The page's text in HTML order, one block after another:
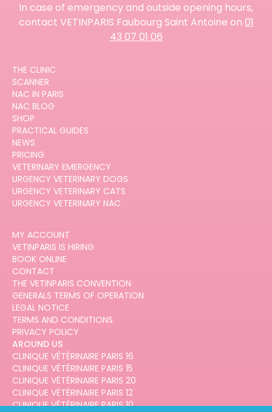
In case of emergency and outside opening hours,
contact VETINPARIS Faubourg Saint Antoine on 01
43 07 01 06
THE CLINIC
SCANNER
NAC IN PARIS
NAC BLOG
SHOP
PRACTICAL GUIDES
NEWS
PRICING
VETERINARY EMERGENCY
URGENCY VETERINARY DOGS
URGENCY VETERINARY CATS
URGENCY VETERINARY NAC
MY ACCOUNT
VETINPARIS IS HIRING
BOOK ONLINE
CONTACT
THE VETINPARIS CONVENTION
GENERALS TERMS OF OPERATION
LEGAL NOTICE
TERMS AND CONDITIONS
PRIVACY POLICY
AROUND US
CLINIQUE VÉTÉRINAIRE PARIS 16
CLINIQUE VÉTÉRINAIRE PARIS 15
CLINIQUE VÉTÉRINAIRE PARIS 20
CLINIQUE VÉTÉRINAIRE PARIS 12
CLINIQUE VÉTÉRINAIRE PARIS 10